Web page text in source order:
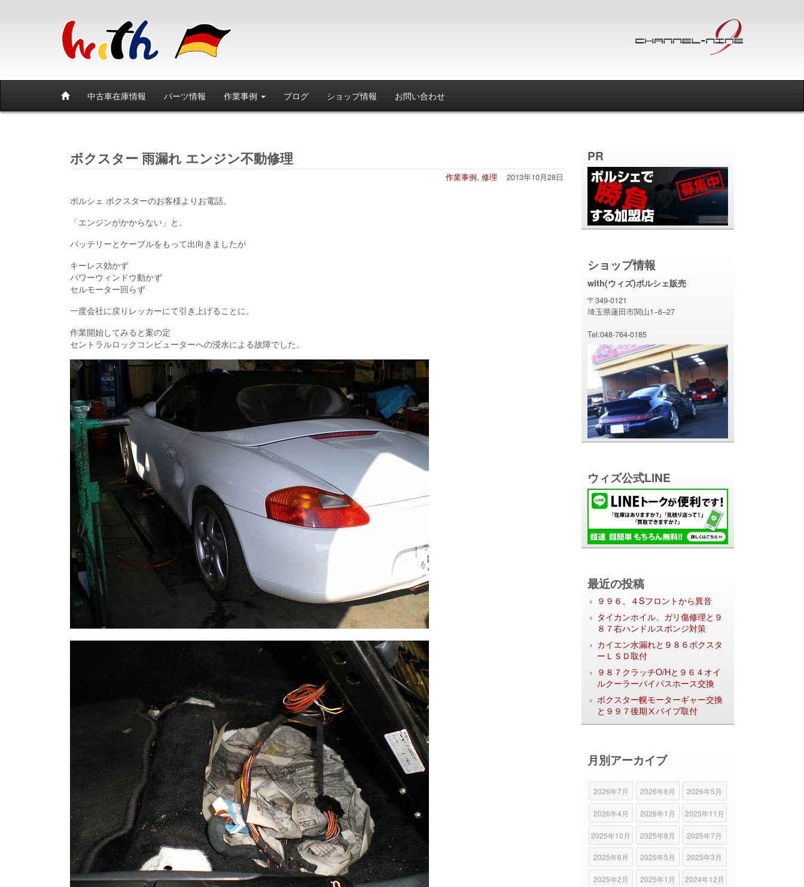
中古車在庫情報 パーツ情報 作業事例 ブログ ショップ情報 お問い合わせ
ボクスター 雨漏れ エンジン不動修理
2013年10月28日
作業事例, 修理
ポルシェ ボクスターのお客様よりお電話。
「エンジンがかからない」と。
バッテリーとケーブルをもって出向きましたが
キーレス効かず
パワーウィンドウ動かず
セルモーター回らず
一度会社に戻りレッカーにて引き上げることに。
作業開始してみると案の定
セントラルロックコンピューターへの浸水による故障でした。
PR
ショップ情報
with(ウィズ)ポルシェ販売
〒349-0121
埼玉県蓮田市関山1−6−27
Tel:048-764-0185
ウィズ公式LINE
最近の投稿
９９６、４Sフロントから異音
タイカンホイル、ガリ傷修理と９
８７右ハンドルスポンジ対策
カイエン水漏れと９８６ボクスタ
ーＬＳＤ取付
９８７クラッチO/Hと９６４オイ
ルクーラーバイパスホース交換
ボクスター幌モーターギャー交換
と９９７後期Ⅹパイプ取付
月別アーカイブ
2026年7月 2026年6月 2026年5月
2026年4月 2026年1月 2025年11月
2025年10月 2025年8月 2025年7月
2025年6月 2025年5月 2025年3月
2025年2月 2025年1月 2024年12月